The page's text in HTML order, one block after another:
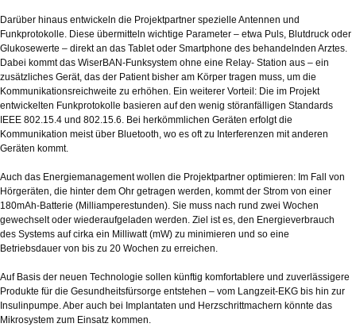
Darüber hinaus entwickeln die Projektpartner spezielle Antennen und
Funkprotokolle. Diese übermitteln wichtige Parameter – etwa Puls, Blutdruck oder
Glukosewerte – direkt an das Tablet oder Smartphone des behandelnden Arztes.
Dabei kommt das WiserBAN-Funksystem ohne eine Relay- Station aus – ein
zusätzliches Gerät, das der Patient bisher am Körper tragen muss, um die
Kommunikationsreichweite zu erhöhen. Ein weiterer Vorteil: Die im Projekt
entwickelten Funkprotokolle basieren auf den wenig störanfälligen Standards
IEEE 802.15.4 und 802.15.6. Bei herkömmlichen Geräten erfolgt die
Kommunikation meist über Bluetooth, wo es oft zu Interferenzen mit anderen
Geräten kommt.
Auch das Energiemanagement wollen die Projektpartner optimieren: Im Fall von
Hörgeräten, die hinter dem Ohr getragen werden, kommt der Strom von einer
180mAh-Batterie (Milliamperestunden). Sie muss nach rund zwei Wochen
gewechselt oder wiederaufgeladen werden. Ziel ist es, den Energieverbrauch
des Systems auf cirka ein Milliwatt (mW) zu minimieren und so eine
Betriebsdauer von bis zu 20 Wochen zu erreichen.
Auf Basis der neuen Technologie sollen künftig komfortablere und zuverlässigere
Produkte für die Gesundheitsfürsorge entstehen – vom Langzeit-EKG bis hin zur
Insulinpumpe. Aber auch bei Implantaten und Herzschrittmachern könnte das
Mikrosystem zum Einsatz kommen.